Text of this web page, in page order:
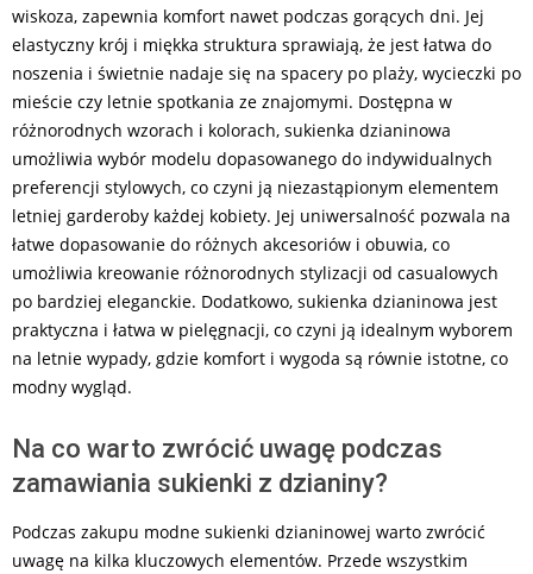
wiskoza, zapewnia komfort nawet podczas gorących dni. Jej
elastyczny krój i miękka struktura sprawiają, że jest łatwa do
noszenia i świetnie nadaje się na spacery po plaży, wycieczki po
mieście czy letnie spotkania ze znajomymi. Dostępna w
różnorodnych wzorach i kolorach, sukienka dzianinowa
umożliwia wybór modelu dopasowanego do indywidualnych
preferencji stylowych, co czyni ją niezastąpionym elementem
letniej garderoby każdej kobiety. Jej uniwersalność pozwala na
łatwe dopasowanie do różnych akcesoriów i obuwia, co
umożliwia kreowanie różnorodnych stylizacji od casualowych
po bardziej eleganckie. Dodatkowo, sukienka dzianinowa jest
praktyczna i łatwa w pielęgnacji, co czyni ją idealnym wyborem
na letnie wypady, gdzie komfort i wygoda są równie istotne, co
modny wygląd.
Na co warto zwrócić uwagę podczas
zamawiania sukienki z dzianiny?
Podczas zakupu modne sukienki dzianinowej warto zwrócić
uwagę na kilka kluczowych elementów. Przede wszystkim